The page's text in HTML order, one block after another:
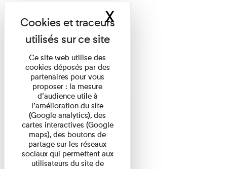
Ce site web utilise des
cookies déposés par des
partenaires pour vous
proposer : la mesure
d’audience utile à
l’amélioration du site
(Google analytics), des
cartes interactives (Google
maps), des boutons de
partage sur les réseaux
sociaux qui permettent aux
utilisateurs du site de
XMasquer le